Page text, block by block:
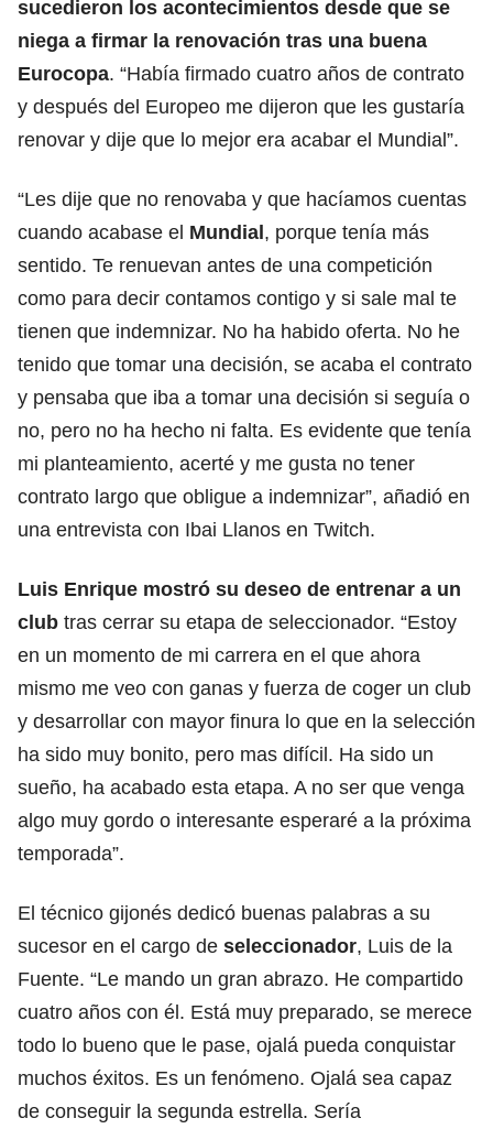
sucedieron los acontecimientos desde que se
niega a firmar la renovación tras una buena
Eurocopa. “Había firmado cuatro años de contrato
y después del Europeo me dijeron que les gustaría
renovar y dije que lo mejor era acabar el Mundial”.
“Les dije que no renovaba y que hacíamos cuentas
cuando acabase el Mundial, porque tenía más
sentido. Te renuevan antes de una competición
como para decir contamos contigo y si sale mal te
tienen que indemnizar. No ha habido oferta. No he
tenido que tomar una decisión, se acaba el contrato
y pensaba que iba a tomar una decisión si seguía o
no, pero no ha hecho ni falta. Es evidente que tenía
mi planteamiento, acerté y me gusta no tener
contrato largo que obligue a indemnizar”, añadió en
una entrevista con Ibai Llanos en Twitch.
Luis Enrique mostró su deseo de entrenar a un
club tras cerrar su etapa de seleccionador. “Estoy
en un momento de mi carrera en el que ahora
mismo me veo con ganas y fuerza de coger un club
y desarrollar con mayor finura lo que en la selección
ha sido muy bonito, pero mas difícil. Ha sido un
sueño, ha acabado esta etapa. A no ser que venga
algo muy gordo o interesante esperaré a la próxima
temporada”.
El técnico gijonés dedicó buenas palabras a su
sucesor en el cargo de seleccionador, Luis de la
Fuente. “Le mando un gran abrazo. He compartido
cuatro años con él. Está muy preparado, se merece
todo lo bueno que le pase, ojalá pueda conquistar
muchos éxitos. Es un fenómeno. Ojalá sea capaz
de conseguir la segunda estrella. Sería